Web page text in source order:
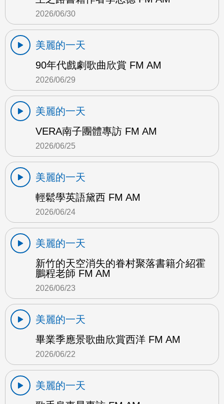
2026/06/30
美麗的一天
90年代戲劇歌曲欣賞 FM AM
2026/06/29
美麗的一天
VERA南子團體專訪 FM AM
2026/06/25
美麗的一天
輕鬆學英語黛西 FM AM
2026/06/24
美麗的一天
新竹的天空消失的眷村聚落書籍介紹霍
鵬程老師 FM AM
2026/06/23
美麗的一天
畢業季應景歌曲欣賞西洋 FM AM
2026/06/22
美麗的一天